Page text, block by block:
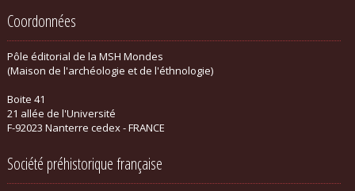
Coordonnées
Pôle éditorial de la MSH Mondes
(Maison de l'archéologie et de l'éthnologie)
Boite 41
21 allée de l'Université
F-92023 Nanterre cedex - FRANCE
Société préhistorique française